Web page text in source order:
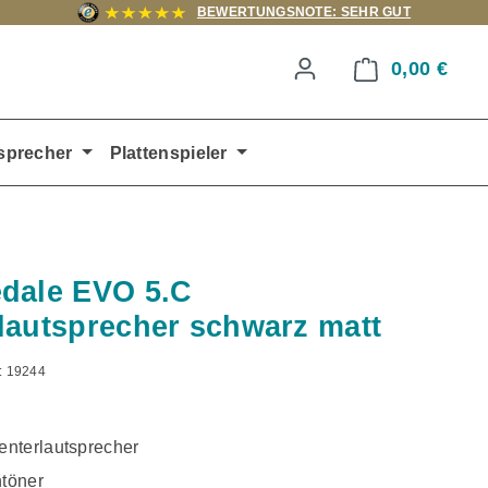
BEWERTUNGSNOTE: SEHR GUT
0,00 €
Plattenspieler
EVO 5.C
schwarz matt
19244